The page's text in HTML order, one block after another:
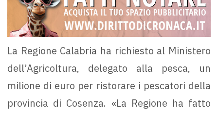
La Regione Calabria ha richiesto al Ministero
dell’Agricoltura, delegato alla pesca, un
milione di euro per ristorare i pescatori della
provincia di Cosenza. «La Regione ha fatto